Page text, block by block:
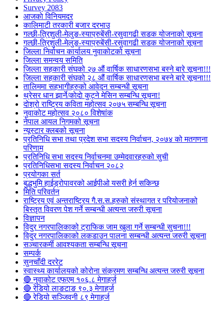
Survey 2083
आजकाे विनियमदर
कालिमाटी तरकारी बजार दरभाउ
गल्छी-त्रिशुली-मेलुङ-स्याप्रुबेंसी-रसुवागढी सडक योजनाको सूचना
गल्छी-त्रिशुली-मेलुङ-स्याप्रुबेंसी-रसुवागढी सडक योजनाको सूचना
जिल्ला निर्वाचन कार्यालय नुवाकोटको सूचना
जिल्ला समन्वय समिति
जिल्ला सहकारी संघको २७ औं वार्षिक साधारणसभा बस्ने बारे सूचना!!!
जिल्ला सहकारी संघको २८ औं वार्षिक साधारणसभा बस्ने बारे सूचना!!!
तालिममा सहभागीहरुको आवेदन सम्बन्धी सूचना
थ्रेसर धान झार्ने/काेदाे कुट्ने मेसिन सम्बन्धि सूचना!
दोश्रो राष्ट्रिय कविता महोत्सव २०७५ सम्बन्धि सूचना
नुवाकोट महोत्सव २०८० विशेषांक
नेपाल आयल निगमको सूचना
न्यूस्टार क्लबको सूचना
प्रतिनिधि सभा तथा प्रदेश सभा सदस्य निर्वाचन, २०७४ को मतगणना
परिणाम
प्रतिनिधि सभा सदस्य निर्वाचनमा उम्मेदवारहरुको सुची
प्रतिनिधिसभा सदस्य निर्वाचन २०८२
प्रयोगका सर्त
बुद्धभुमि हाईड्रोपावरको आईपीओ यसरी हेर्न सकिन्छ
मिति परिवर्तन
राष्ट्रिय एवं अन्तराष्ट्रिय गै.स.स.हरुको संस्थागत र परियोजनाको
बिस्तृत विवरण पेश गर्ने सम्बन्धी अत्यन्त जरुरी सूचना
विज्ञापन
विदुर नगरपालिकाको ट्राफिक जाम खुला गर्ने सम्बन्धी सुचना!!!
विदुर नगरपालिकाको लकडाउन पालना सम्बन्धी अत्यन्त जरुरी सूचना
सञ्चारकर्मी आवश्यकता सम्बन्धि सूचना
सम्पर्क
सुनचाँदी दररेट
स्वास्थ्य कार्यालयको कोरोना संक्रमण सम्बन्धि अत्यन्त जरुरी सूचना
🔴 नुवाकोट एफएम १०६.८ मेगाहर्ज
🔴 रेडियो लाङटाङ ९०.३ मेगाहर्ज
🔴 रेडियो सञ्जिवनी ८९ मेगाहर्ज